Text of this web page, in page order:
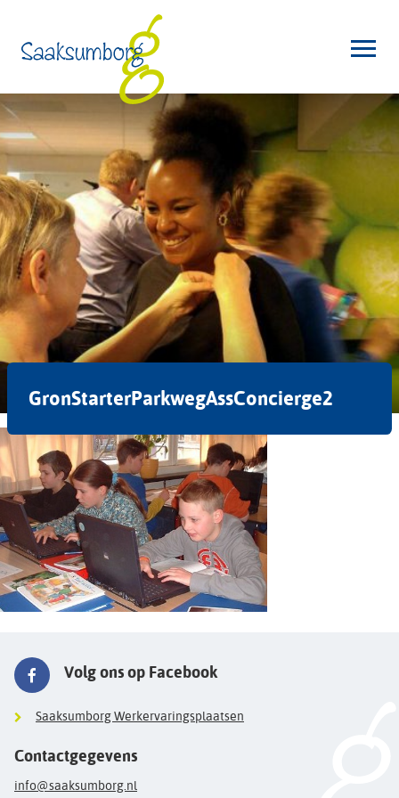
GronStarterParkwegAssConcierge2
Volg ons op Facebook
Saaksumborg Werkervaringsplaatsen
Contactgegevens
info@saaksumborg.nl